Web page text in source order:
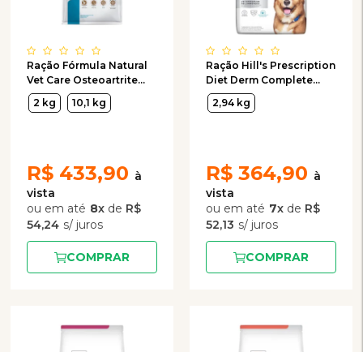
Ração Fórmula Natural
Vet Care Osteoartrite
para Cães com
Predisposição a
2 kg 10,1 kg
R$ 433,90
8x de R$
54,24
COMPRAR
Ração Hill's Prescription
Diet Derm Complete
Cães Adultos
2,94 kg
R$ 364,90
7x de R$
52,13
COMPRAR